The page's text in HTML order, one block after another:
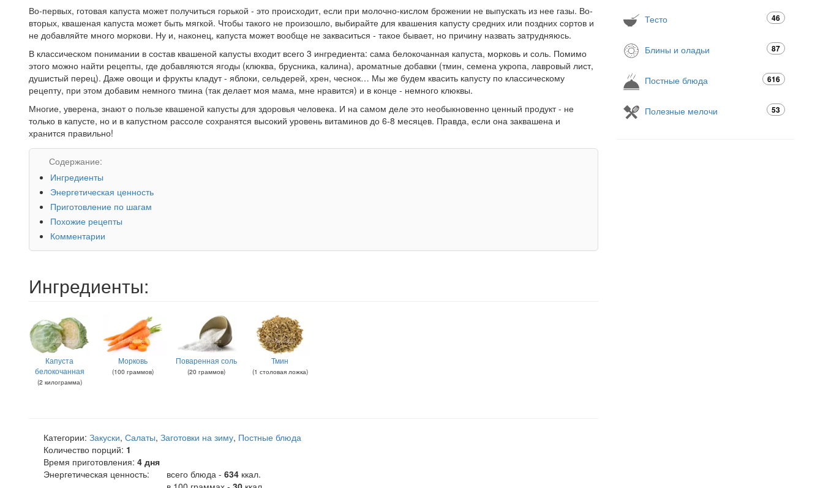
Во-первых, готовая капуста может получиться горькой - это происходит, если при молочно-кислом брожении не выпускать из нее газы. Во-
вторых, квашеная капуста может быть мягкой. Чтобы такого не произошло, выбирайте для квашения капусту средних или поздних сортов и
не добавляйте много моркови. Ну и, наконец, капуста может вообще не закваситься - такое бывает, но причину назвать затрудняюсь.
В классическом понимании в состав квашеной капусты входит всего 3 ингредиента: сама белокочанная капуста, морковь и соль. Помимо
этого можно найти рецепты, где добавляются ягоды (клюква, брусника, калина), ароматные добавки (тмин, семена укропа, лавровый лист,
душистый перец). Даже овощи и фрукты кладут - яблоки, сельдерей, хрен, чеснок… Мы же будем квасить капусту по классическому
рецепту, при этом добавим немного тмина (так делает моя мама, мне нравится) и в конце - немного клюквы.
Многие, уверена, знают о пользе квашеной капусты для здоровья человека. И на самом деле это необыкновенно ценный продукт - не
только в капусте, но и в капустном рассоле сохранятся высокий уровень витаминов до 6-8 месяцев. Правда, если она заквашена и
хранится правильно!
Содержание:
Ингредиенты
Энергетическая ценность
Приготовление по шагам
Похожие рецепты
Комментарии
Ингредиенты:
Капуста
белокочанная
(2 килограмма)
Морковь
(100 граммов)
Поваренная соль
(20 граммов)
Тмин
(1 столовая ложка)
Категории: Закуски, Салаты, Заготовки на зиму, Постные блюда
Количество порций: 1
Время приготовления: 4 дня
Энергетическая ценность:
всего блюда - 634 ккал.
Тесто 46
Блины и оладьи 87
Постные блюда 616
Полезные мелочи 53